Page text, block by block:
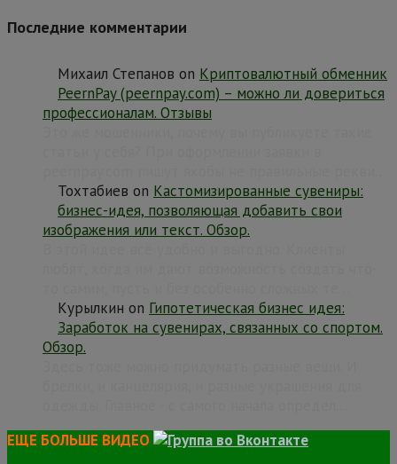
Последние комментарии
Михаил Степанов on Криптовалютный обменник
PeernPay (peernpay.com) – можно ли довериться
профессионалам. Отзывы
Тохтабиев on Кастомизированные сувениры:
бизнес-идея, позволяющая добавить свои
изображения или текст. Обзор.
Курылкин on Гипотетическая бизнес идея:
Заработок на сувенирах, связанных со спортом.
Обзор.
ЕЩЕ БОЛЬШЕ ВИДЕО